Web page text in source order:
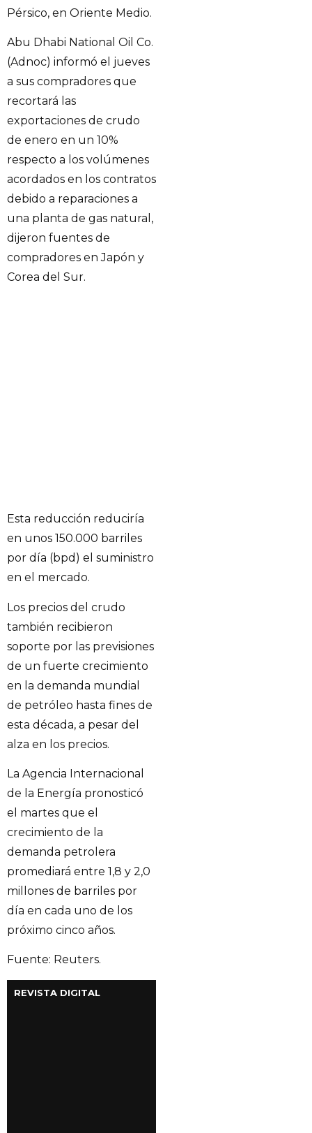
Pérsico, en Oriente Medio.
Abu Dhabi National Oil Co.
(Adnoc) informó el jueves
a sus compradores que
recortará las
exportaciones de crudo
de enero en un 10%
respecto a los volúmenes
acordados en los contratos
debido a reparaciones a
una planta de gas natural,
dijeron fuentes de
compradores en Japón y
Corea del Sur.
Esta reducción reduciría
en unos 150.000 barriles
por día (bpd) el suministro
en el mercado.
Los precios del crudo
también recibieron
soporte por las previsiones
de un fuerte crecimiento
en la demanda mundial
de petróleo hasta fines de
esta década, a pesar del
alza en los precios.
La Agencia Internacional
de la Energía pronosticó
el martes que el
crecimiento de la
demanda petrolera
promediará entre 1,8 y 2,0
millones de barriles por
día en cada uno de los
próximo cinco años.
Fuente: Reuters.
REVISTA DIGITAL